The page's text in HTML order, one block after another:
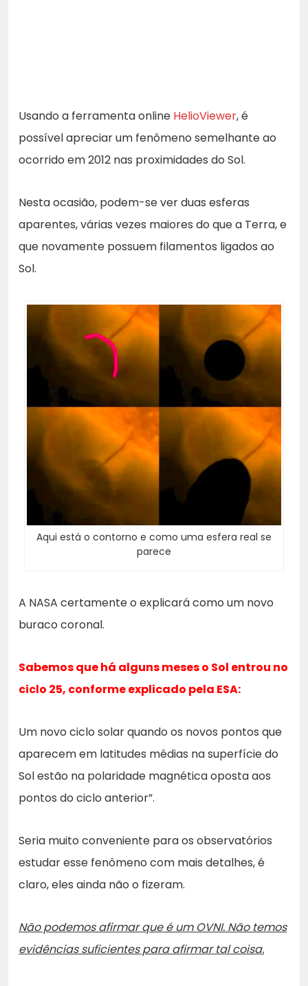
Usando a ferramenta online HelioViewer, é
possível apreciar um fenômeno semelhante ao
ocorrido em 2012 nas proximidades do Sol.
Nesta ocasião, podem-se ver duas esferas
aparentes, várias vezes maiores do que a Terra, e
que novamente possuem filamentos ligados ao
Sol.
Aqui está o contorno e como uma esfera real se
parece
A NASA certamente o explicará como um novo
buraco coronal.
Sabemos que há alguns meses o Sol entrou no
ciclo 25, conforme explicado pela ESA:
Um novo ciclo solar quando os novos pontos que
aparecem em latitudes médias na superfície do
Sol estão na polaridade magnética oposta aos
pontos do ciclo anterior”.
Seria muito conveniente para os observatórios
estudar esse fenômeno com mais detalhes, é
claro, eles ainda não o fizeram.
Não podemos afirmar que é um OVNI. Não temos
evidências suficientes para afirmar tal coisa.